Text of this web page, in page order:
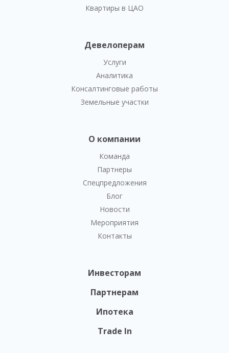
Квартиры в ЦАО
Девелоперам
Услуги
Аналитика
Консалтинговые работы
Земельные участки
О компании
Команда
Партнеры
Спецпредложения
Блог
Новости
Мероприятия
Контакты
Инвесторам
Партнерам
Ипотека
Trade In